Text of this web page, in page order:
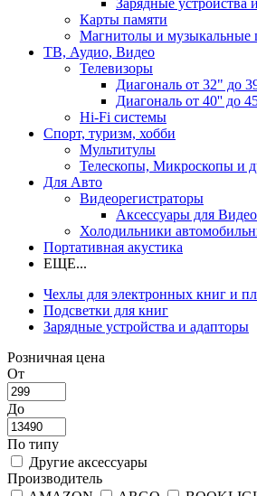
Зарядные устройства
Карты памяти
Магнитолы и музыкальные
ТВ, Аудио, Видео
Телевизоры
Диагональ от 32" до
Диагональ от 40'' до
Hi-Fi системы
Спорт, туризм, хобби
Мультитулы
Телескопы, Микроскопы и
Для Авто
Видеорегистраторы
Аксессуары для
Холодильники
Портативная акустика
ЕЩЕ...
Чехлы для электронных книг и
Подсветки для книг
Зарядные устройства и адапторы
Розничная цена
От
До
По типу
Другие аксессуары
Производитель